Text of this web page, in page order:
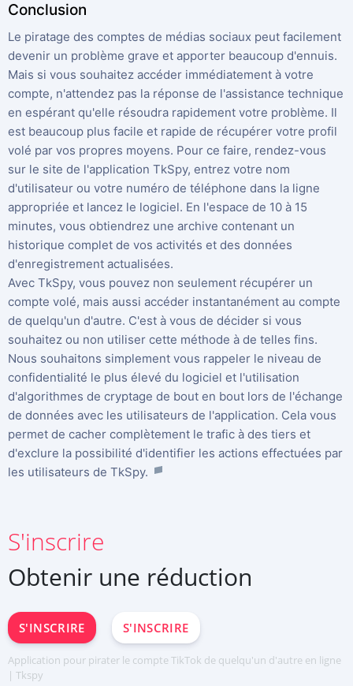
Conclusion
Le piratage des comptes de médias sociaux peut facilement
devenir un problème grave et apporter beaucoup d'ennuis.
Mais si vous souhaitez accéder immédiatement à votre
compte, n'attendez pas la réponse de l'assistance technique
en espérant qu'elle résoudra rapidement votre problème. Il
est beaucoup plus facile et rapide de récupérer votre profil
volé par vos propres moyens. Pour ce faire, rendez-vous
sur le site de l'application TkSpy, entrez votre nom
d'utilisateur ou votre numéro de téléphone dans la ligne
appropriée et lancez le logiciel. En l'espace de 10 à 15
minutes, vous obtiendrez une archive contenant un
historique complet de vos activités et des données
d'enregistrement actualisées.
Avec TkSpy, vous pouvez non seulement récupérer un
compte volé, mais aussi accéder instantanément au compte
de quelqu'un d'autre. C'est à vous de décider si vous
souhaitez ou non utiliser cette méthode à de telles fins.
Nous souhaitons simplement vous rappeler le niveau de
confidentialité le plus élevé du logiciel et l'utilisation
d'algorithmes de cryptage de bout en bout lors de l'échange
de données avec les utilisateurs de l'application. Cela vous
permet de cacher complètement le trafic à des tiers et
d'exclure la possibilité d'identifier les actions effectuées par
les utilisateurs de TkSpy.
S'inscrire
Obtenir une réduction
S'INSCRIRE S'INSCRIRE
Application pour pirater le compte TikTok de quelqu'un d'autre en ligne
| Tkspy
S'INSCRIRE
Español
中文
English
日本
Portuguese (Brazil)